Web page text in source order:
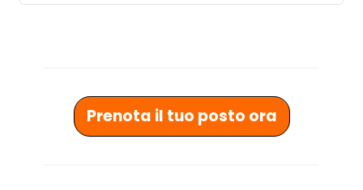
Prenota il tuo posto ora